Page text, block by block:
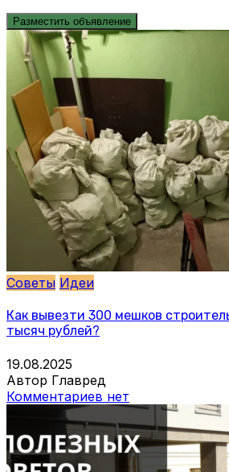
Разместить объявление
Советы Идеи
Как вывезти 300 мешков
тысяч рублей?
19.08.2025
Автор Главред
Комментариев нет